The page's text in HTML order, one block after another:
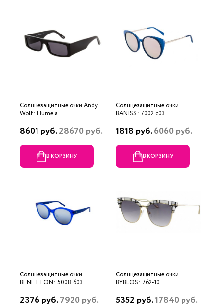
Солнцезащитные очки Andy
Wolf* Hume a
8601 руб.28670 руб.
В КОРЗИНУ
Солнцезащитные очки
BANISS* 7002 c03
1818 руб.6060 руб.
В КОРЗИНУ
Солнцезащитные очки
BENETTON* 5008 603
2376 руб.7920 руб.
Солнцезащитные очки
BYBLOS* 762-10
5352 руб.17840 руб.